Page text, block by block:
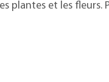
et les fleurs.